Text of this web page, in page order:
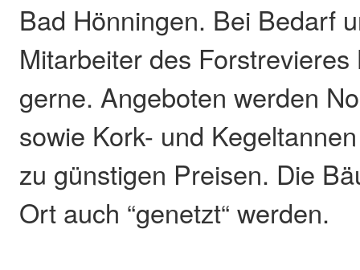
Bad Hönningen. Bei Bedarf
Mitarbeiter des
gerne. Angeboten werden
sowie Kork- und
zu günstigen Preisen. Die
Ort auch “genetzt“ werden.